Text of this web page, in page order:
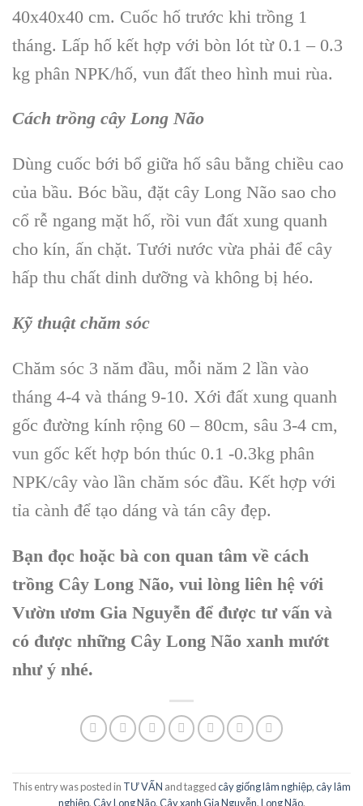
40x40x40 cm. Cuốc hố trước khi trồng 1
tháng. Lấp hố kết hợp với bòn lót từ 0.1 – 0.3
kg phân NPK/hố, vun đất theo hình mui rùa.
Cách trồng cây Long Não
Dùng cuốc bới bổ giữa hố sâu bằng chiều cao
của bầu. Bóc bầu, đặt cây Long Não sao cho
cổ rễ ngang mặt hố, rồi vun đất xung quanh
cho kín, ấn chặt. Tưới nước vừa phải để cây
hấp thu chất dinh dưỡng và không bị héo.
Kỹ thuật chăm sóc
Chăm sóc 3 năm đầu, mỗi năm 2 lần vào
tháng 4-4 và tháng 9-10. Xới đất xung quanh
gốc đường kính rộng 60 – 80cm, sâu 3-4 cm,
vun gốc kết hợp bón thúc 0.1 -0.3kg phân
NPK/cây vào lần chăm sóc đầu. Kết hợp với
tỉa cành để tạo dáng và tán cây đẹp.
Bạn đọc hoặc bà con quan tâm về cách
trồng Cây Long Não, vui lòng liên hệ với
Vườn ươm Gia Nguyễn để được tư vấn và
có được những Cây Long Não xanh mướt
như ý nhé.
This entry was posted in TƯ VẤN and taggedcây giống lâm nghiệp,cây lâm
nghiệp,Cây Long Não,Cây xanh Gia Nguyễn,Long Não.